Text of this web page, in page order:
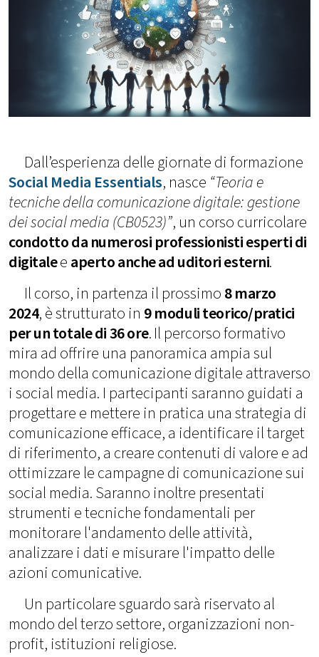
Dall’esperienza delle giornate di formazione
Social Media Essentials, nasce “Teoria e
tecniche della comunicazione digitale: gestione
dei social media (CB0523)”, un corso curricolare
condotto da numerosi professionisti esperti di
digitaleeaperto anche ad uditori esterni.
Il corso, in partenza il prossimo8 marzo
2024, è strutturato in 9 moduli teorico/pratici
per un totale di 36 ore.Il percorso formativo
mira ad offrire una panoramica ampia sul
mondo della comunicazione digitale attraverso
i social media. I partecipanti saranno guidati a
progettare e mettere in pratica una strategia di
comunicazione efficace, a identificare il target
di riferimento, a creare contenuti di valore e ad
ottimizzare le campagne di comunicazione sui
social media. Saranno inoltre presentati
strumenti e tecniche fondamentali per
monitorare l'andamento delle attività,
analizzare i dati e misurare l'impatto delle
azioni comunicative.
Un particolare sguardo sarà riservato al
mondo del terzo settore, organizzazioni non-
profit, istituzioni religiose.